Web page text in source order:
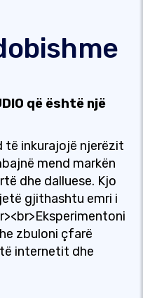
që është një
të inkurajojë njerëzit
mend markën
dhe dalluese. Kjo
gjithashtu emri i
zbuloni çfarë
internetit dhe